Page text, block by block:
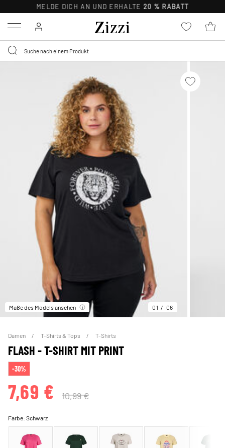
MELDE DICH AN UND ERHALTE20 % RABATT
Menu
Maße des Models ansehen 01 06
Damen T-Shirts & Tops T-Shirts
FLASH - T-SHIRT MIT PRINT
-30%
7,69 € 10,99 €
Farbe:Schwarz